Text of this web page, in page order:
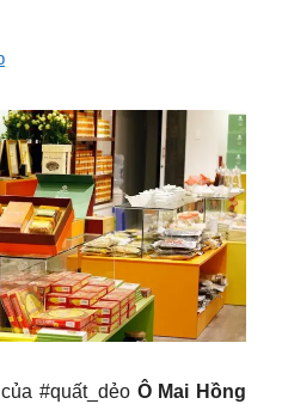
#quất_dẻo Ô Mai Hồng